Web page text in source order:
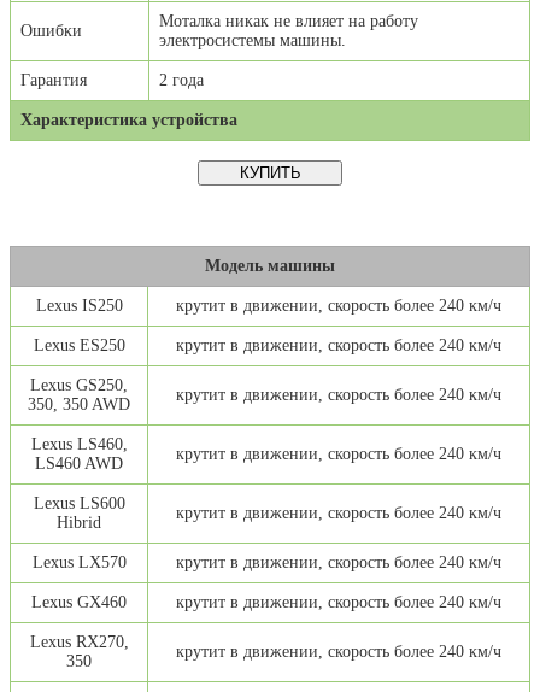
Ошибки
Моталка никак не влияет на работу
электросистемы машины.
Гарантия 2 года
Характеристика устройства
Модель машины
Lexus IS250 крутит в движении, скорость более 240 км/ч
Lexus ES250 крутит в движении, скорость более 240 км/ч
Lexus GS250,
350, 350 AWD
крутит в движении, скорость более 240 км/ч
Lexus LS460,
LS460 AWD
крутит в движении, скорость более 240 км/ч
Lexus LS600
Hibrid
крутит в движении, скорость более 240 км/ч
Lexus LX570 крутит в движении, скорость более 240 км/ч
Lexus GX460 крутит в движении, скорость более 240 км/ч
Lexus RX270,
350
крутит в движении, скорость более 240 км/ч